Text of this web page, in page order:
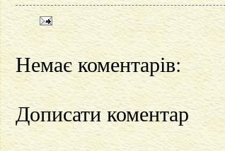
Немає коментарів:
Дописати коментар